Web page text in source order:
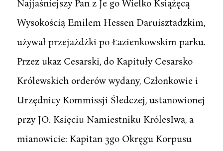
Najjaśniejszy Pan z Je go Wielko Książęcą
Wysokością Emilem Hessen Daruisztadzkim,
używał przejażdżki po Łazienkowskim parku.
Przez ukaz Cesarski, do Kapituły Cesarsko
Królewskich orderów wydany, Członkowie i
Urzędnicy Kommissji Śledczej, ustanowionej
przy JO. Księciu Namiestniku KrólesIwa, a
mianowicie: Kapitan 3go Okręgu Korpusu